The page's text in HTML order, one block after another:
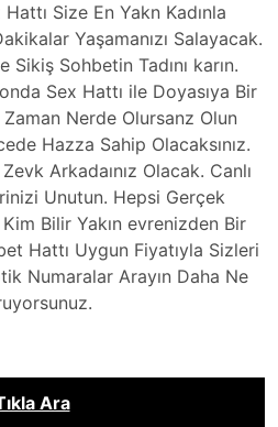
Size En Yakn Kadınla
Yaşamanızı Salayacak.
Sohbetin Tadını karın.
Sex Hattı ile Doyasıya Bir
Nerde Olursanz Olun
Hazza Sahip Olacaksınız.
Arkadaınız Olacak. Canlı
Unutun. Hepsi Gerçek
Bilir Yakın evrenizden Bir
Hattı Uygun Fiyatıyla Sizleri
Numaralar Arayın Daha Ne
Ara